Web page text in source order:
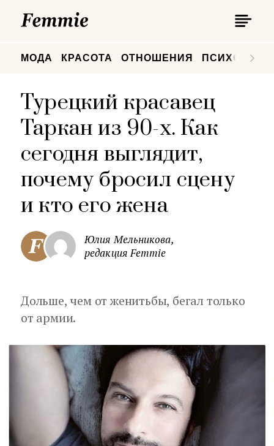
МОДА КРАСОТА ОТНОШЕНИЯ
Турецкий красавец
Таркан из 90-х. Как
сегодня выглядит,
почему бросил сцену
и кто его жена
Юлия Мельникова,
редакция Femmie
Дольше, чем от женитьбы, бегал только
от армии.